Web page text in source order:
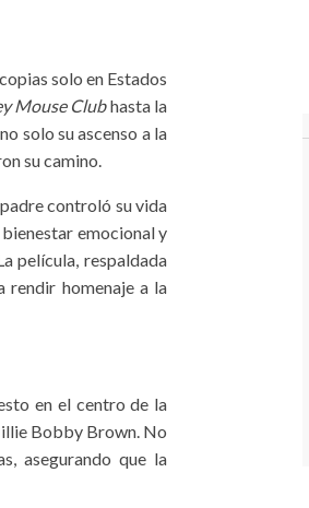
solo en Estados
Mouse Clubhasta la
solo su ascenso a la
su camino.
controló su vida
emocional y
película, respaldada
homenaje a la
en el centro de la
Bobby Brown. No
asegurando que la